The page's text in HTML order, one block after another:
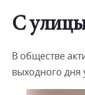
С
В обществе
выходного дня